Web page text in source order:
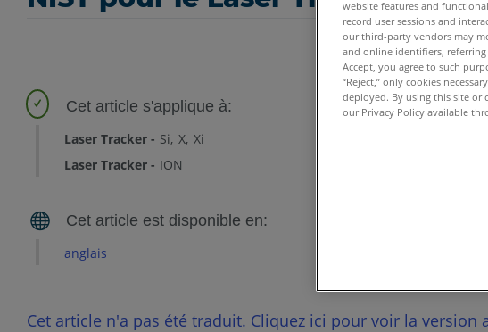
Laser Tracker Si X Xi
Laser Tracker
ION
anglais
Cet article n'a pas été traduit. Cliquez ici pour voir la version
website features and
record user sessions and
our third-party vendors may
and online identifiers,
Accept, you agree to such
“Reject,” only cookies
deployed. By using this site or
our Privacy Policy available